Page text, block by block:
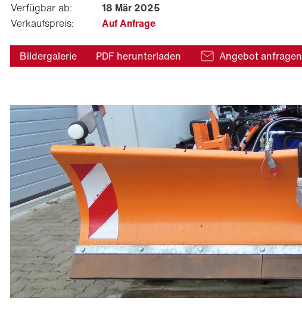
Verfügbar ab:
18 Mär 2025
Verkaufspreis:
Auf Anfrage
Bildergalerie PDF herunterladen Angebot anfragen